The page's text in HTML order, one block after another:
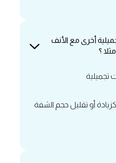
أخرى مع الأنف
؟
تجميلية
أو تقليل حجم الشفة